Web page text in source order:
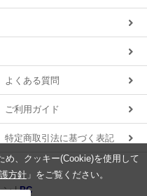
よくある質問
ご利用ガイド
特定商取引法に基づく表記
ン |PC
め、クッキー(Cookie)を使用して
方針 」をご覧ください。